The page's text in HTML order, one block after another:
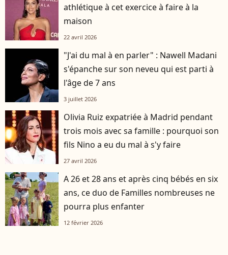
athlétique à cet exercice à faire à la
maison
22 avril 2026
"J'ai du mal à en parler" : Nawell Madani
s'épanche sur son neveu qui est parti à
l'âge de 7 ans
3 juillet 2026
Olivia Ruiz expatriée à Madrid pendant
trois mois avec sa famille : pourquoi son
fils Nino a eu du mal à s'y faire
27 avril 2026
A 26 et 28 ans et après cinq bébés en six
ans, ce duo de Familles nombreuses ne
pourra plus enfanter
12 février 2026